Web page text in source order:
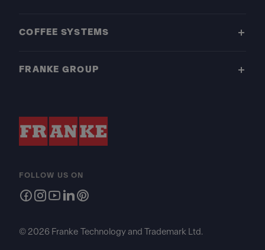
COFFEE SYSTEMS
FRANKE GROUP
FOLLOW US ON
© 2026 Franke Technology and Trademark Ltd.